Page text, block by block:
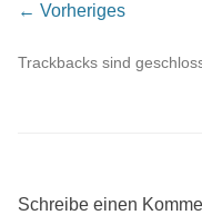
← Vorheriges
Trackbacks sind
Schreibe einen